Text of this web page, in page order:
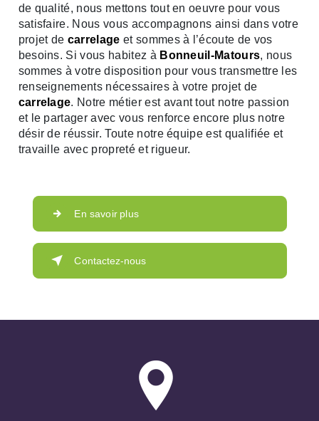
de qualité, nous mettons tout en oeuvre pour vous
satisfaire. Nous vous accompagnons ainsi dans votre
projet de carrelage et sommes à l’écoute de vos
besoins. Si vous habitez à Bonneuil-Matours, nous
sommes à votre disposition pour vous transmettre les
renseignements nécessaires à votre projet de
carrelage. Notre métier est avant tout notre passion
et le partager avec vous renforce encore plus notre
désir de réussir. Toute notre équipe est qualifiée et
travaille avec propreté et rigueur.
En savoir plus
Contactez-nous